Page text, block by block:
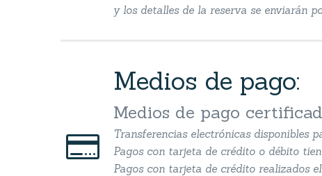
y los detalles de la reserva se enviarán


Medios de pago:
Medios de pago
Transferencias electrónicas disponibles
Pagos con tarjeta de crédito o débito
Pagos con tarjeta de crédito realizados